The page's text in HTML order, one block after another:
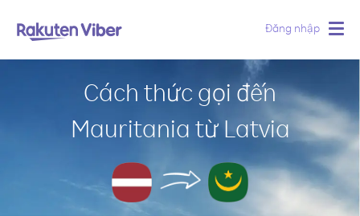
Đăng nhập
Cách thức gọi đến
Mauritania từ Latvia